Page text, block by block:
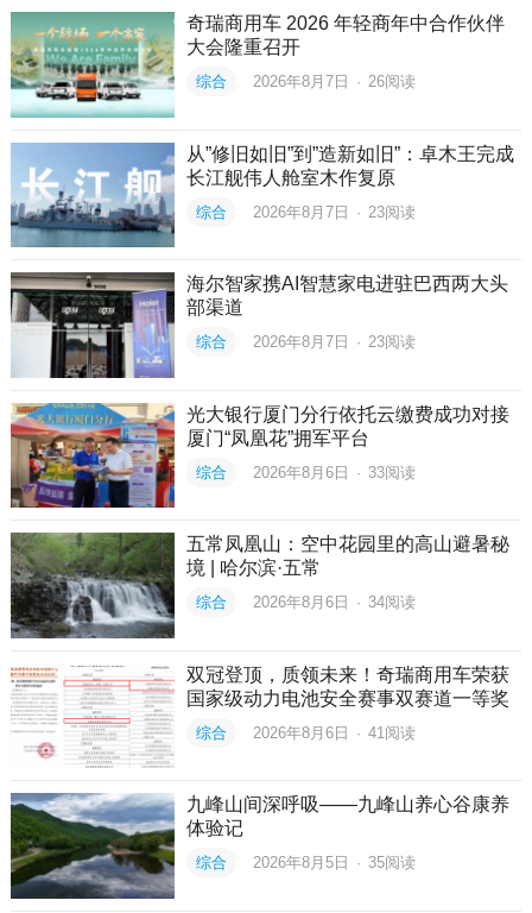
奇瑞商用车 2026 年轻商年中合作伙伴
大会隆重召开
综合 2026年8月7日 · 26阅读
从”修旧如旧”到”造新如旧”：卓木王完成
长江舰伟人舱室木作复原
综合 2026年8月7日 · 23阅读
海尔智家携AI智慧家电进驻巴西两大头
部渠道
综合 2026年8月7日 · 23阅读
光大银行厦门分行依托云缴费成功对接
厦门“凤凰花”拥军平台
综合 2026年8月6日 · 33阅读
五常凤凰山：空中花园里的高山避暑秘
境 | 哈尔滨·五常
综合 2026年8月6日 · 34阅读
双冠登顶，质领未来！奇瑞商用车荣获
国家级动力电池安全赛事双赛道一等奖
综合 2026年8月6日 · 41 阅读
九峰山间深呼吸——九峰山养心谷康养
体验记
综合 2026年8月5日 · 35阅读